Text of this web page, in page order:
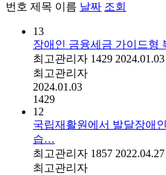
번호 제목 이름 날짜 조회
13
장애인 금융세금 가이드형
최고관리자 1429 2024.01.03
최고관리자
2024.01.03
1429
12
국립재활원에서 발달장애
습…
최고관리자 1857 2022.04.27
최고관리자